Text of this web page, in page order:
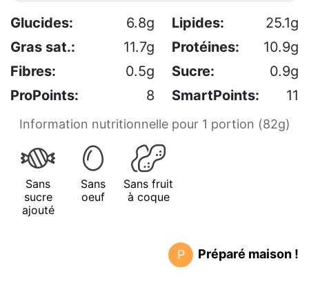
Glucides: 6.8g Lipides:
25.1g
Gras sat.:
11.7g Protéines:
10.9g
Fibres:
0.5g Sucre:
0.9g
ProPoints:
8 SmartPoints: 11
Information nutritionnelle pour 1 portion (82g)
Sans
sucre
ajouté
Sans
oeuf
Sans fruit
à coque
P Préparé maison !